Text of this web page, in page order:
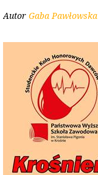
Autor Gaba Pawłowska